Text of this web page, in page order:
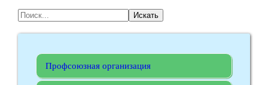
Искать
Профсоюзная организация